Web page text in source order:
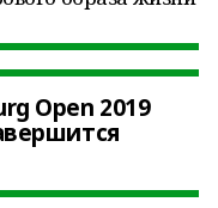
Open 2019